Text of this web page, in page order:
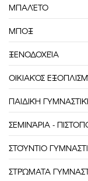
ΜΠΑΛΈΤΟ
ΜΠΟΞ
ΞΕΝΟΔΟΧΕΊΑ
ΟΙΚΙΑΚΌΣ
ΠΑΙΔΙΚΉ
ΣΕΜΙΝΆΡΙΑ -
ΣΤΟΎΝΤΙΟ
ΣΤΡΏΜΑΤΑ